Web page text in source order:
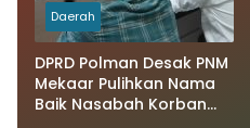
Daerah
DPRD Polman Desak PNM
Mekaar Pulihkan Nama
Baik Nasabah Korban